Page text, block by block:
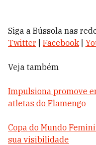
Siga a Bússola nas
Twitter
Facebook|
Veja também
Impulsiona promove
atletas do Flamengo
Copa do Mundo
sua visibilidade